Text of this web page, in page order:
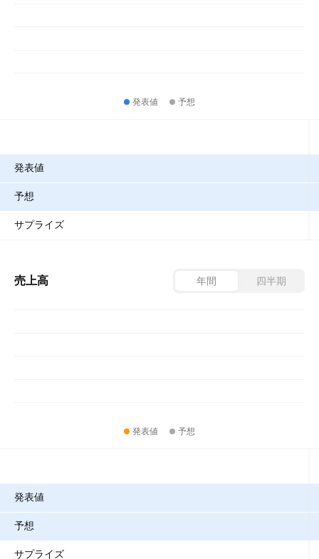
発表値 予想
発表値
予想
サプライズ
売上高 年間 四半期
発表値 予想
発表値
予想
サプライズ